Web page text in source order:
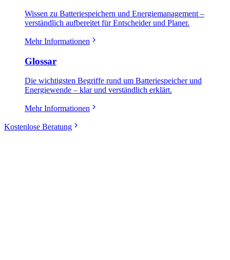
Wissen zu Batteriespeichern und Energiemanagement –
verständlich aufbereitet für Entscheider und Planer.
Mehr Informationen
Glossar
Die wichtigsten Begriffe rund um Batteriespeicher und
Energiewende – klar und verständlich erklärt.
Mehr Informationen
Kostenlose Beratung